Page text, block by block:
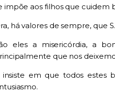
impõe aos filhos que cuidem
há valores de sempre, que
eles a misericórdia, a
que nos
insiste em que todos estes